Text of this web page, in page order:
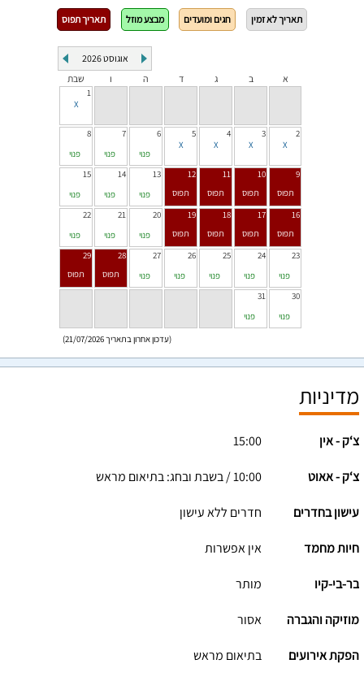
תאריך לא זמין חגים ומועדים מבצע מוזל תאריך תפוס
אוגוסט2026
א
ב ג ד ה ו שבת
1
2
3
4
5
6
פנוי
7
פנוי
8
פנוי
9
10
11
12
13
פנוי
14
פנוי
15
פנוי
16
17
18
19
20
פנוי
21
פנוי
22
פנוי
23
פנוי
24
פנוי
25
פנוי
26
פנוי
27
פנוי
28
29
30
פנוי
31
פנוי
(עדכון אחרון בתאריך 21/07/2026)
מדיניות
צ‘ק - אין 15:00
צ‘ק - אאוט 10:00 / בשבת ובחג: בתיאום מראש
עישון בחדרים חדרים ללא עישון
חיות מחמד אין אפשרות
בר-בי-קיו מותר
מוזיקה והגברה אסור
הפקת אירועים בתיאום מראש